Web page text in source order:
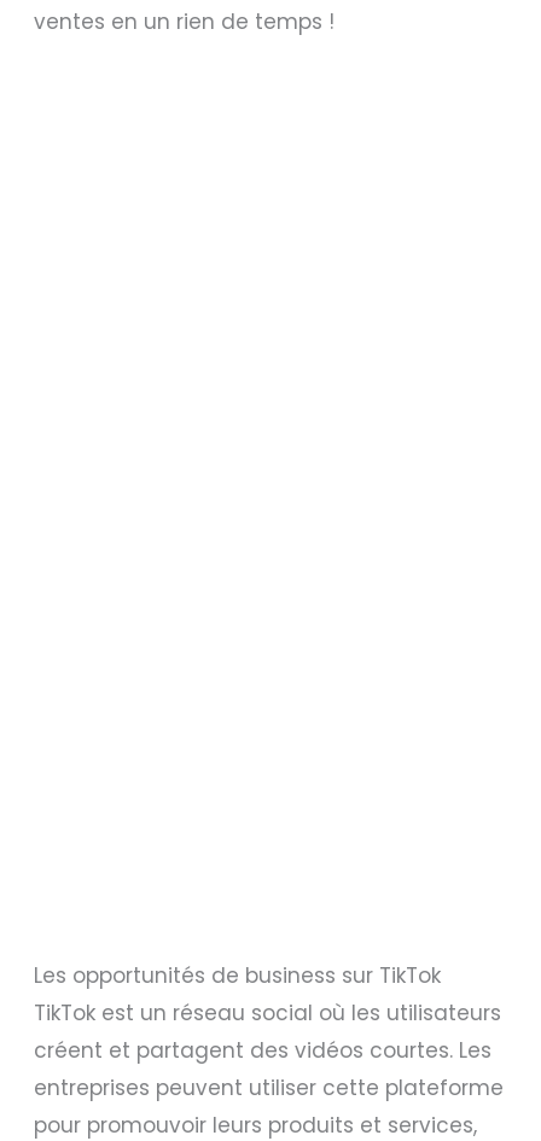
ventes en un rien de temps !
Les opportunités de business sur TikTok
TikTok est un réseau social où les utilisateurs
créent et partagent des vidéos courtes. Les
entreprises peuvent utiliser cette plateforme
pour promouvoir leurs produits et services,